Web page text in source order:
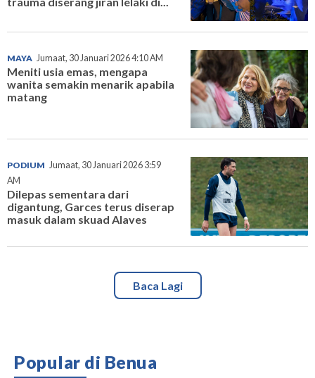
MAYA Jumaat, 30 Januari 2026 4:10 AM
Meniti usia emas, mengapa
wanita semakin menarik apabila
matang
PODIUM Jumaat, 30 Januari 2026 3:59
AM
Dilepas sementara dari
digantung, Garces terus diserap
masuk dalam skuad Alaves
Baca Lagi
Popular di Benua